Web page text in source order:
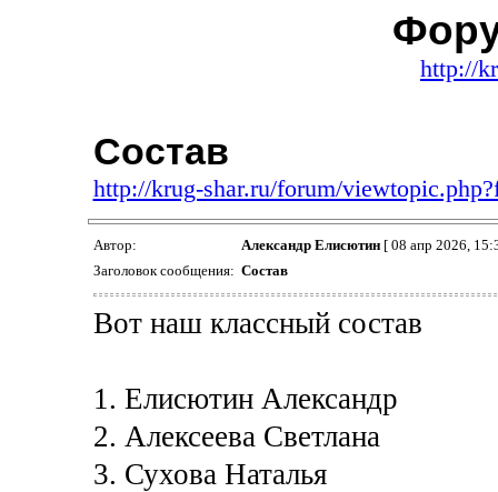
http://
Состав
http://krug-shar.ru/forum/
Автор: Александр Елисютин[ 08 апр 2026,
Заголовок сообщения: Состав
Вот наш классный состав
1. Елисютин Александр
2. Алексеева Светлана
3. Сухова Наталья